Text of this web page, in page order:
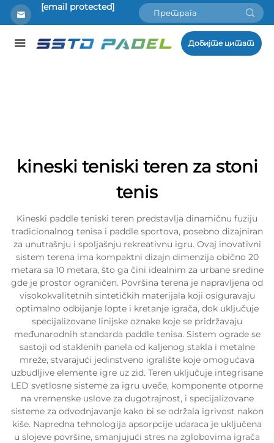
[email protected]
Добијте цитат
kineski teniski teren za stoni
tenis
Kineski paddle teniski teren predstavlja dinamičnu fuziju
tradicionalnog tenisa i paddle sportova, posebno dizajniran
za unutrašnju i spoljašnju rekreativnu igru. Ovaj inovativni
sistem terena ima kompaktni dizajn dimenzija obično 20
metara sa 10 metara, što ga čini idealnim za urbane sredine
gde je prostor ograničen. Površina terena je napravljena od
visokokvalitetnih sintetičkih materijala koji osiguravaju
optimalno odbijanje lopte i kretanje igrača, dok uključuje
specijalizovane linijske oznake koje se pridržavaju
međunarodnih standarda paddle tenisa. Sistem ograde se
sastoji od staklenih panela od kaljenog stakla i metalne
mreže, stvarajući jedinstveno igralište koje omogućava
uzbudljive elemente igre uz zid. Teren uključuje integrisane
LED svetlosne sisteme za igru uveče, komponente otporne
na vremenske uslove za dugotrajnost, i specijalizovane
sisteme za odvodnjavanje kako bi se održala igrivost nakon
kiše. Napredna tehnologija apsorpcije udaraca je uključena
u slojeve površine, smanjujući stres na zglobovima igrača